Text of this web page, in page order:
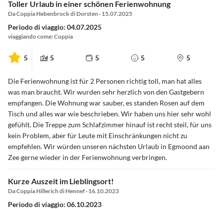
Toller Urlaub in einer schönen Ferienwohnung
Da Coppia Hebenbrock di Dorsten · 15.07.2025
Periodo di viaggio: 04.07.2025
viaggiando come: Coppia
5 5 5 5 5
Die Ferienwohnung ist für 2 Personen richtig toll, man hat alles
was man braucht. Wir wurden sehr herzlich von den Gastgebern
empfangen. Die Wohnung war sauber, es standen Rosen auf dem
Tisch und alles war wie beschrieben. Wir haben uns hier sehr wohl
gefühlt. Die Treppe zum Schlafzimmer hinauf ist recht steil, für uns
kein Problem, aber für Leute mit Einschränkungen nicht zu
empfehlen. Wir würden unseren nächsten Urlaub in Egmoond aan
Zee gerne wieder in der Ferienwohnung verbringen.
Kurze Auszeit im Lieblingsort!
Da Coppia Hillerich di Hennef · 16.10.2023
Periodo di viaggio: 06.10.2023